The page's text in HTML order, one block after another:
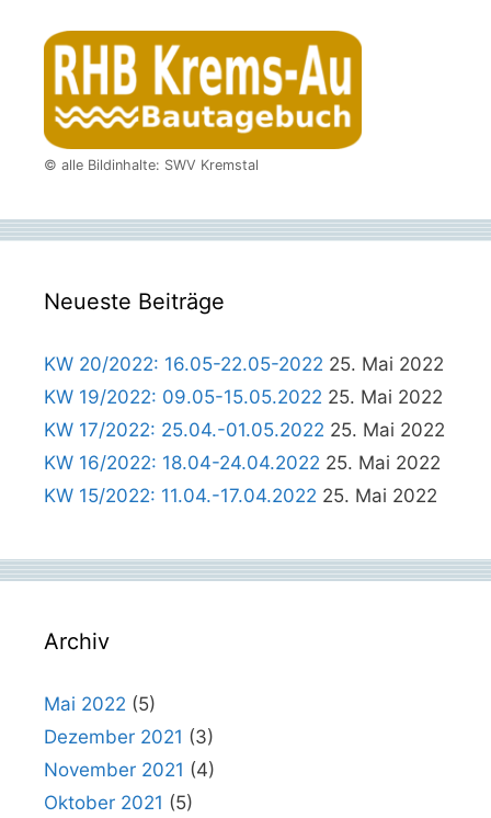
© alle Bildinhalte: SWV Kremstal
Neueste Beiträge
KW 20/2022: 16.05-22.05-2022 25. Mai 2022
KW 19/2022: 09.05-15.05.2022 25. Mai 2022
KW 17/2022: 25.04.-01.05.2022 25. Mai 2022
KW 16/2022: 18.04-24.04.2022 25. Mai 2022
KW 15/2022: 11.04.-17.04.2022 25. Mai 2022
Archiv
Mai 2022 (5)
Dezember 2021 (3)
November 2021 (4)
Oktober 2021 (5)